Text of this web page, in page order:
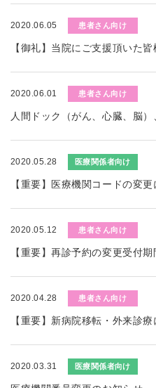
2020.06.05 患者さん向け
【御礼】当院にご支援頂いた皆
2020.06.01 患者さん向け
人間ドック（がん、心臓、脳
2020.05.28 医療関係者向け
【重要】医療機関コードの変
2020.05.12 患者さん向け
【重要】再診予約の変更受付
2020.04.28 患者さん向け
【重要】新病院移転・外来診
2020.03.31 医療関係者向け